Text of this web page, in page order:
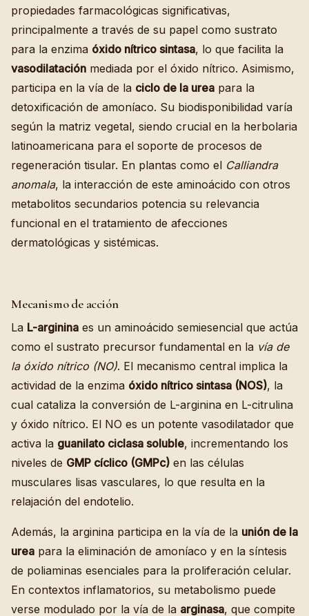
propiedades farmacológicas significativas,
principalmente a través de su papel como sustrato
para la enzima óxido nítrico sintasa, lo que facilita la
vasodilatación mediada por el óxido nítrico. Asimismo,
participa en la vía de la ciclo de la urea para la
detoxificación de amoníaco. Su biodisponibilidad varía
según la matriz vegetal, siendo crucial en la herbolaria
latinoamericana para el soporte de procesos de
regeneración tisular. En plantas como el Calliandra
anomala, la interacción de este aminoácido con otros
metabolitos secundarios potencia su relevancia
funcional en el tratamiento de afecciones
dermatológicas y sistémicas.
Mecanismo de acción
La L-arginina es un aminoácido semiesencial que actúa
como el sustrato precursor fundamental en la vía de
la óxido nítrico (NO). El mecanismo central implica la
actividad de la enzima óxido nítrico sintasa (NOS), la
cual cataliza la conversión de L-arginina en L-citrulina
y óxido nítrico. El NO es un potente vasodilatador que
activa la guanilato ciclasa soluble, incrementando los
niveles de GMP cíclico (GMPc) en las células
musculares lisas vasculares, lo que resulta en la
relajación del endotelio.
Además, la arginina participa en la vía de la unión de la
urea para la eliminación de amoníaco y en la síntesis
de poliaminas esenciales para la proliferación celular.
En contextos inflamatorios, su metabolismo puede
verse modulado por la vía de la arginasa, que compite